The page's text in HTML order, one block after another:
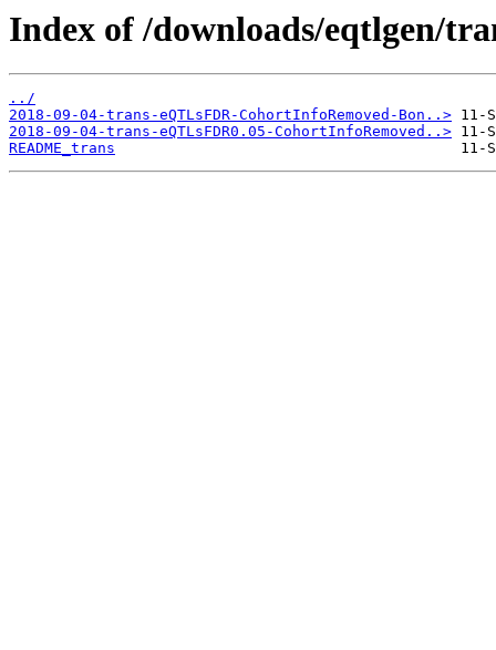
Index of /downloads/eqtlgen/
../
2018-09-04-trans-eQTLsFDR-CohortInfoRemoved-Bon..>
2018-09-04-trans-eQTLsFDR0.05-CohortInfoRemoved..>
README_trans